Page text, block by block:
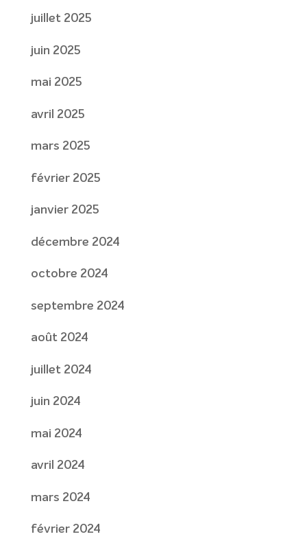
juillet 2025
juin 2025
mai 2025
avril 2025
mars 2025
février 2025
janvier 2025
décembre 2024
octobre 2024
septembre 2024
août 2024
juillet 2024
juin 2024
mai 2024
avril 2024
mars 2024
février 2024